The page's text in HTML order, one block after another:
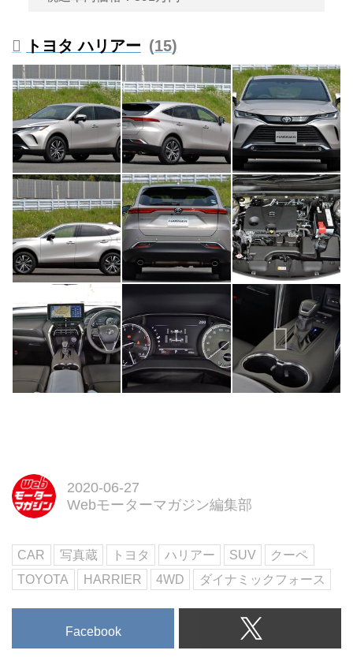
トヨタ ハリアー 15
2020-06-27
Webモーターマガジン編集部
CAR 写真蔵 トヨタ ハリアー SUV
クーペ
TOYOTA
HARRIER 4WD ダイナミックフォース
Facebook